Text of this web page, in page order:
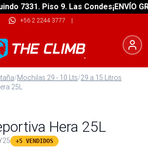
7331. Piso 9. Las Condes¡ENVÍO
+56 2 2244 3777 |
/Mochilas 29 - 10 Lts/29 a 15 Litros
25L
Hera 25L
+5 VENDIDOS